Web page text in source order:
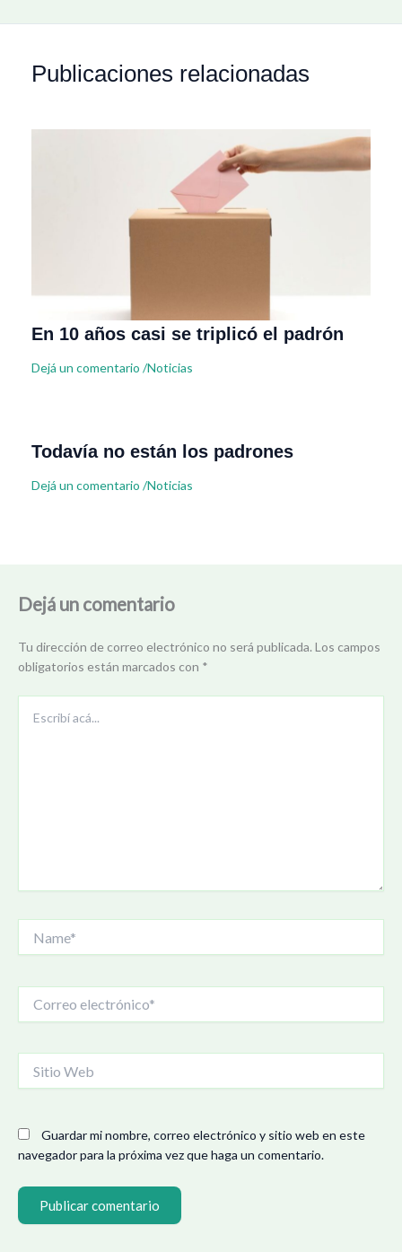
Publicaciones relacionadas
En 10 años casi se triplicó el padrón
Dejá un comentario /Noticias
Todavía no están los padrones
Dejá un comentario /Noticias
Dejá un comentario
Tu dirección de correo electrónico no será publicada. Los campos
obligatorios están marcados con *
acá...
electrónico*
Web
Guardar mi nombre, correo electrónico y sitio web en este
navegador para la próxima vez que haga un comentario.